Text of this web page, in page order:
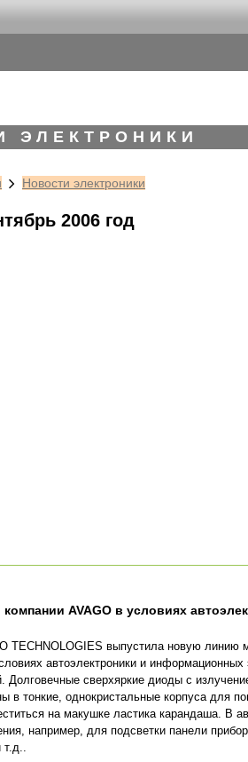
ЭЛЕКТРОНИКИ
Новости электроники
2006 год
AVAGO в условиях
TECHNOLOGIES выпустила новую
автоэлектроники и
сверхяркие диоды с
в тонкие, однокристальные корпуса для
на макушке ластика карандаша. В
например, для подсветки панели
т.д..